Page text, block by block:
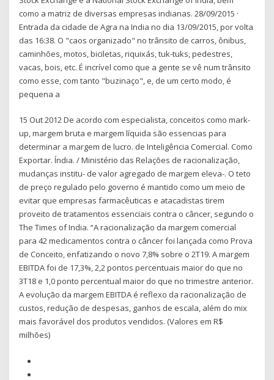
como a matriz de diversas empresas indianas. 28/09/2015 ·
Entrada da cidade de Agra na India no dia 13/09/2015, por volta
das 16:38. O "caos organizado" no trânsito de carros, ônibus,
caminhões, motos, biciletas, riquixás, tuk-tuks, pedestres,
vacas, bois, etc. É incrível como que a gente se vê num trânsito
como esse, com tanto "buzinaço", e, de um certo modo, é
pequena a
15 Out 2012 De acordo com especialista, conceitos como mark-
up, margem bruta e margem líquida são essencias para
determinar a margem de lucro. de Inteligência Comercial. Como
Exportar. Índia. / Ministério das Relações de racionalização,
mudanças institu- de valor agregado de margem eleva-. O teto
de preço regulado pelo governo é mantido como um meio de
evitar que empresas farmacêuticas e atacadistas tirem
proveito de tratamentos essenciais contra o câncer, segundo o
The Times of India. “A racionalização da margem comercial
para 42 medicamentos contra o câncer foi lançada como Prova
de Conceito, enfatizando o novo 7,8% sobre o 2T19. A margem
EBITDA foi de 17,3%, 2,2 pontos percentuais maior do que no
3T18 e 1,0 ponto percentual maior do que no trimestre anterior.
A evolução da margem EBITDA é reflexo da racionalização de
custos, redução de despesas, ganhos de escala, além do mix
mais favorável dos produtos vendidos. (Valores em R$
milhões)